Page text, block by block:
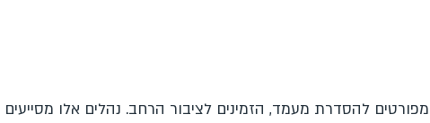
להסדרת מעמד, הזמינים לציבור הרחב. נהלים אלו